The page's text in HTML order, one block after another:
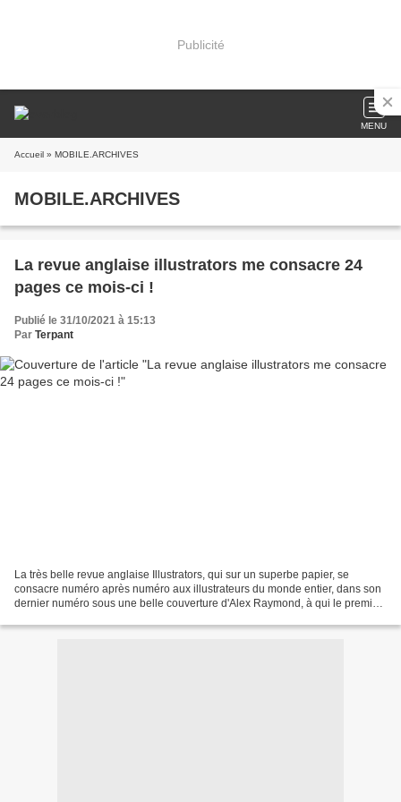
Publicité
MENU
Accueil » MOBILE.ARCHIVES
MOBILE.ARCHIVES
La revue anglaise illustrators me consacre 24
pages ce mois-ci !
Publié le 31/10/2021 à 15:13
Par Terpant
La très belle revue anglaise Illustrators, qui sur un superbe papier, se
consacre numéro après numéro aux illustrateurs du monde entier, dans son
dernier numéro sous une belle couverture d'Alex Raymond, à qui le premier